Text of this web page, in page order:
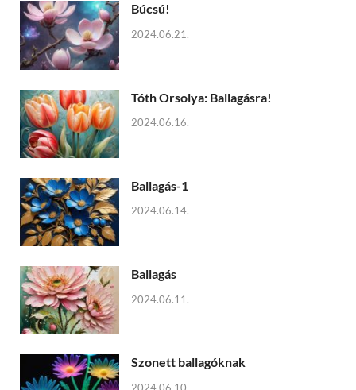
Búcsú!
2024.06.21.
Tóth Orsolya: Ballagásra!
2024.06.16.
Ballagás-1
2024.06.14.
Ballagás
2024.06.11.
Szonett ballagóknak
2024.06.10.